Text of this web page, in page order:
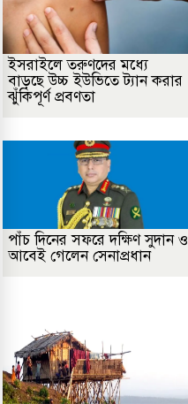
ইসরাইলে তরুণদের মধ্যে
বাড়ছে উচ্চ ইউভিতে ট্যান করার
ঝুঁকিপূর্ণ প্রবণতা
পাঁচ দিনের সফরে দক্ষিণ সুদান ও
আবেই গেলেন সেনাপ্রধান